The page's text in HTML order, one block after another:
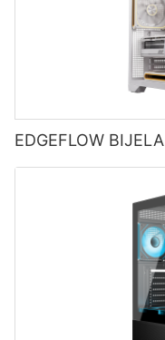
EDGEFLOW BIJELA